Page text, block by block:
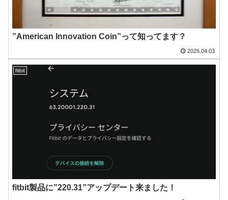
”American Innovation Coin”って知ってます？
2026.04.03
fitbit
fitbit製品に”220.31”アップデート来ました！